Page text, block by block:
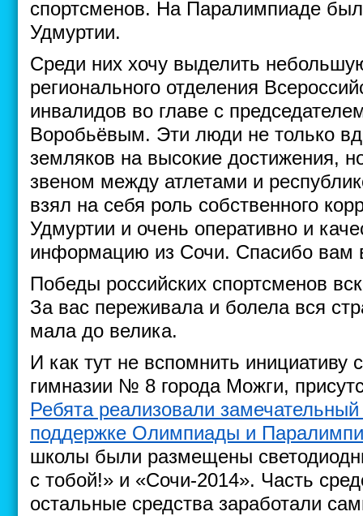
спортсменов. На Паралимпиаде
Удмуртии.
Среди них хочу выделить
регионального отделения
инвалидов во главе с
Воробьёвым. Эти люди не только
земляков на высокие достижения,
звеном между атлетами и
взял на себя роль собственного
Удмуртии и очень оперативно и
информацию из Сочи. Спасибо вам
Победы российских спортсменов
За вас переживала и болела вся
мала до велика.
И как тут не вспомнить инициативу
гимназии № 8 города Можги,
Ребята реализовали
поддержке Олимпиады и
школы были размещены
с тобой!» и «Сочи-2014». Часть
остальные средства заработали